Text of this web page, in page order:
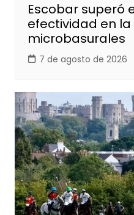
Escobar superó
efectividad en
microbasurales
7 de agosto de 2026